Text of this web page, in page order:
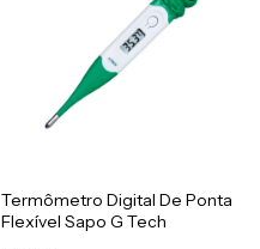
Termômetro Digital De Ponta
Flexível Sapo G Tech